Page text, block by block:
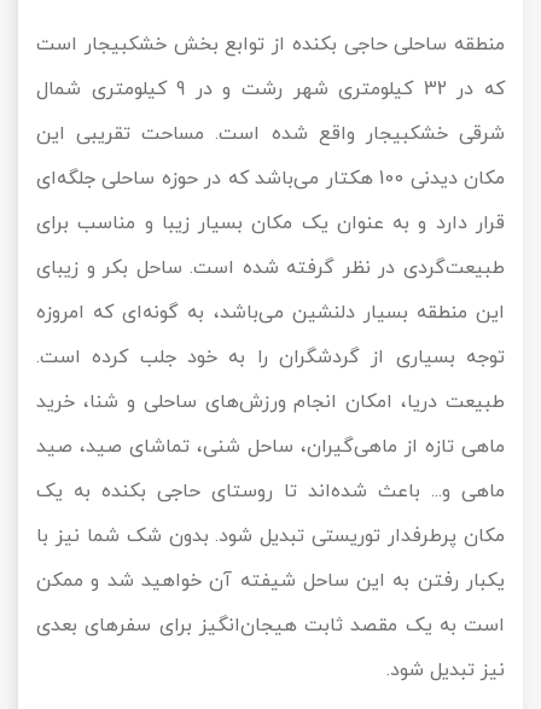
منطقه ساحلی حاجی بکنده از توابع بخش خشکبیجار است
که در 32 کیلومتری شهر رشت و در 9 کیلومتری شمال
شرقی خشکبیجار واقع شده است. مساحت تقریبی این
مکان دیدنی 100 هکتار می‌باشد که در حوزه ساحلی جلگه‌ای
قرار دارد و به عنوان یک مکان بسیار زیبا و مناسب برای
طبیعت‌گردی در نظر گرفته شده است. ساحل بکر و زیبای
این منطقه بسیار دلنشین می‌باشد، به گونه‌ای که امروزه
توجه بسیاری از گردشگران را به خود جلب کرده است.
طبیعت دریا، امکان انجام ورزش‌های ساحلی و شنا، خرید
ماهی تازه از ماهی‌گیران، ساحل شنی، تماشای صید، صید
ماهی و... باعث شده‌اند تا روستای حاجی بکنده به یک
مکان پرطرفدار توریستی تبدیل شود. بدون شک شما نیز با
یکبار رفتن به این ساحل شیفته آن خواهید شد و ممکن
است به یک مقصد ثابت هیجان‌انگیز برای سفرهای بعدی
نیز تبدیل شود.